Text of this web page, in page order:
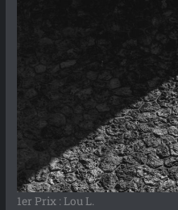
1er Prix : Lou L.